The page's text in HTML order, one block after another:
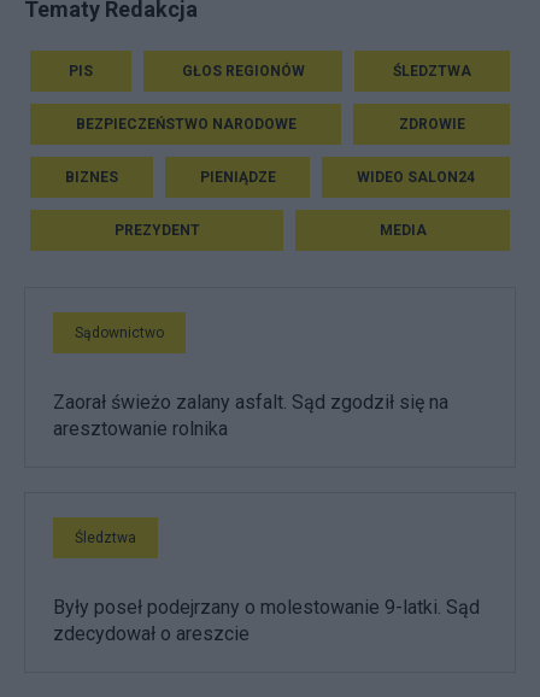
Tematy Redakcja
PIS GŁOS REGIONÓW ŚLEDZTWA
BEZPIECZEŃSTWO NARODOWE ZDROWIE
BIZNES PIENIĄDZE WIDEO SALON24
PREZYDENT MEDIA
Sądownictwo
Zaorał świeżo zalany asfalt. Sąd zgodził się na
aresztowanie rolnika
Śledztwa
Były poseł podejrzany o molestowanie 9-latki. Sąd
zdecydował o areszcie